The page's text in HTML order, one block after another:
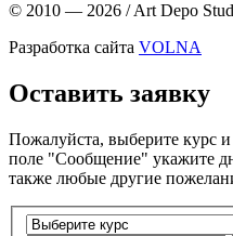
© 2010 — 2026 /Art Depo
Разработка сайта VOLNA
Оставить заявку
Пожалуйста, выберите курс
поле "Сообщение" укажите
также любые другие